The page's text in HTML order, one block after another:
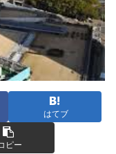
はてブ
ピー